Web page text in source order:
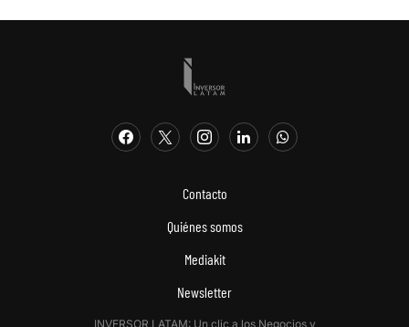
Contacto
Quiénes somos
Mediakit
Newsletter
INVERSOR LATAM: Un clic a los Negocios y